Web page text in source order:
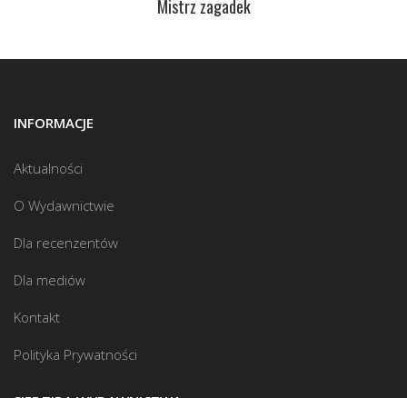
Mistrz zagadek
INFORMACJE
Aktualności
O Wydawnictwie
Dla recenzentów
Dla mediów
Kontakt
Polityka Prywatności